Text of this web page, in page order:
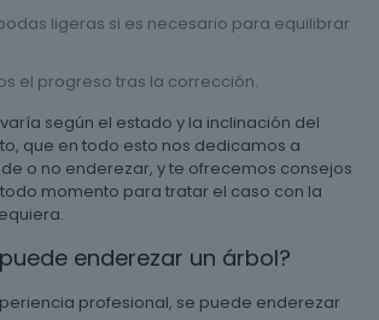
ligeras si es necesario para equilibrar
el progreso tras la corrección.
según el estado y la inclinación del
que en todo esto nos dedicamos a
o no enderezar, y te ofrecemos consejos
momento para tratar el caso con la
enderezar un árbol?
profesional, se puede enderezar